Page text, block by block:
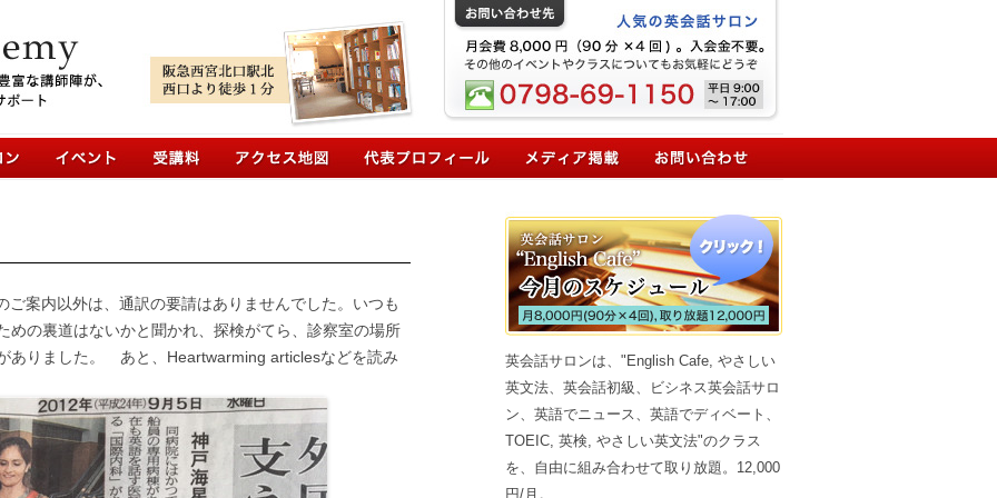
コンテンツへ移動
案内以外は、通訳の要請はありませんでした。いつも
めの裏道はないかと聞かれ、探検がてら、診察室の場所
ありました。 あと、Heartwarming articlesなどを読み
英会話サロンは、"English Cafe, やさしい
英文法、英会話初級、ビシネス英会話サロ
ン、英語でニュース、英語でディベート、
TOEIC, 英検, やさしい英文法"のクラス
を、自由に組み合わせて取り放題。12,000
円/月。